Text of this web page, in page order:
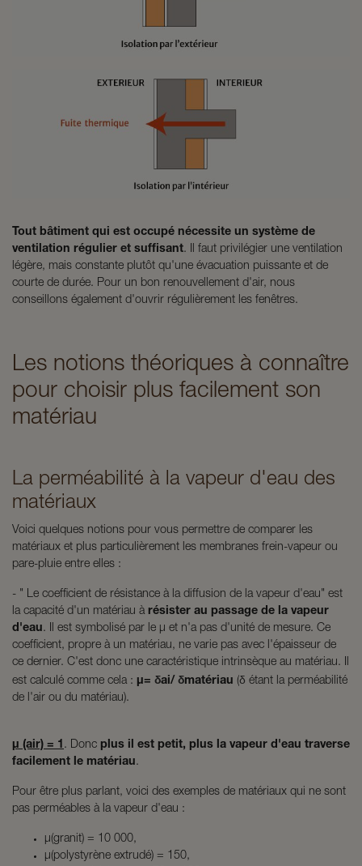
Tout bâtiment qui est occupé nécessite un système de
ventilation régulier et suffisant. Il faut privilégier une ventilation
légère, mais constante plutôt qu'une évacuation puissante et de
courte de durée. Pour un bon renouvellement d'air, nous
conseillons également d'ouvrir régulièrement les fenêtres.
Les notions théoriques à connaître
pour choisir plus facilement son
matériau
La perméabilité à la vapeur d'eau des
matériaux
Voici quelques notions pour vous permettre de comparer les
matériaux et plus particulièrement les membranes frein-vapeur ou
pare-pluie entre elles :
- " Le coefficient de résistance à la diffusion de la vapeur d'eau" est
la capacité d'un matériau à résister au passage de la vapeur
d'eau. Il est symbolisé par le µ et n'a pas d'unité de mesure. Ce
coefficient, propre à un matériau, ne varie pas avec l'épaisseur de
ce dernier. C'est donc une caractéristique intrinsèque au matériau. Il
est calculé comme cela : µ= δai/ δmatériau (δ étant la perméabilité
de l'air ou du matériau).
µ (air) = 1 . Donc plus il est petit, plus la vapeur d'eau traverse
facilement le matériau.
Pour être plus parlant, voici des exemples de matériaux qui ne sont
pas perméables à la vapeur d'eau :
µ(granit) = 10 000,
µ(polystyrène extrudé) = 150,